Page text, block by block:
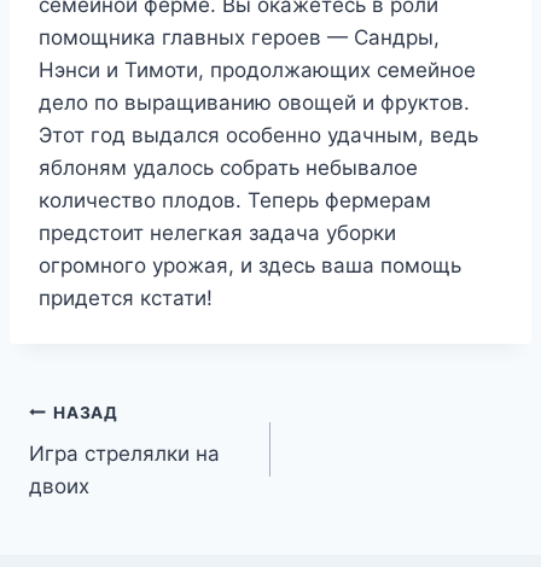
семейной ферме. Вы окажетесь в роли
помощника главных героев — Сандры,
Нэнси и Тимоти, продолжающих семейное
дело по выращиванию овощей и фруктов.
Этот год выдался особенно удачным, ведь
яблоням удалось собрать небывалое
количество плодов. Теперь фермерам
предстоит нелегкая задача уборки
огромного урожая, и здесь ваша помощь
придется кстати!
Навигация
по
НАЗАД
Игра стрелялки на
двоих